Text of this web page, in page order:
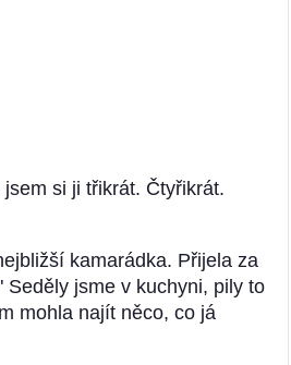
si ji třikrát. Čtyřikrát.
kamarádka. Přijela za
jsme v kuchyni, pily to
mohla najít něco, co já